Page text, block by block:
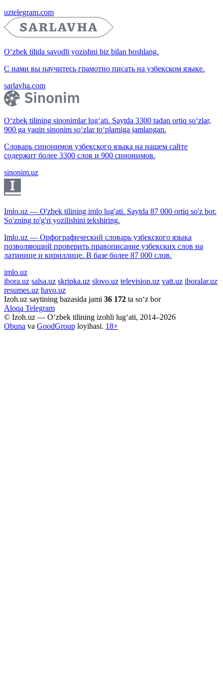
uztelegram.com
O‘zbek tilida savodli yozishni biz bilan boshlang.
С нами вы научитесь грамотно писать на узбекском языке.
sarlavha.com
O‘zbek tilining sinonimlar lug‘ati. Saytda 3300 tadan ortiq so‘zlar,
900 ga yaqin sinonim so‘zlar to‘plamiga jamlangan.
Словарь синонимов узбекского языка на нашем сайте
содержит более 3300 слов и 900 синонимов.
sinonim.uz
Imlo.uz — O'zbek tilining imlo lug'ati. Saytda 87 000 ortiq so'z bor.
So'zning to'g'ri yozilishini tekshiring.
Imlo.uz — Орфографический словарь узбекского языка
позволяющий проверить правописание узбекских слов на
латинице и кириллице. В базе более 87 000 слов.
imlo.uz
ibora.uz salsa.uz skripka.uz slovo.uz television.uz vatt.uz iboralar.uz
resumes.uz havo.uz
Izoh.uz saytining bazasida jami 36 172 ta so‘z bor
Aloqa Telegram
© Izoh.uz — O‘zbek tilining izohli lug‘ati, 2014–2026
Obuna va GoodGroup loyihasi. 18+